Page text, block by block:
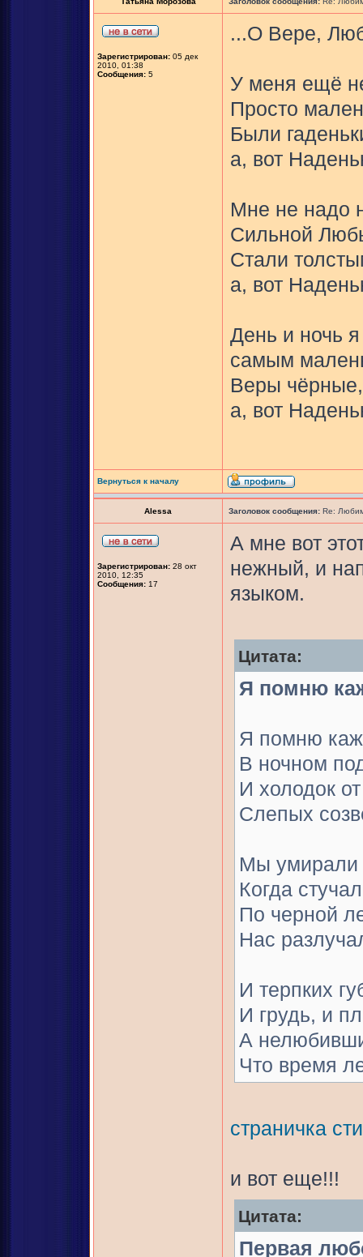
Зарегистрирован: 05 дек
2010, 01:38
Сообщения: 5
...О Вере,
У меня ещё
Просто
Были
а, вот
Мне не надо
Сильной
Стали
а, вот
День и ночь
самым
Веры
а, вот
Вернуться к началу
Alessa Заголовок сообщения: Re:
Зарегистрирован: 28 окт
2010, 12:35
Сообщения: 17
А мне вот
нежный, и
языком.
Цитата:
Я помню
Я помню
В ночном
И холодок
Слепых
Мы умирали
Когда
По черной
Нас
И терпких
И грудь, и
А
Что время
страничка
и вот еще!!!
Цитата:
Первая